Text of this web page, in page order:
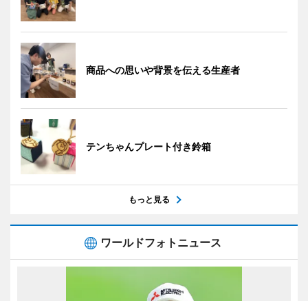
商品への思いや背景を伝える生産者
テンちゃんプレート付き鈴箱
もっと見る
ワールドフォトニュース